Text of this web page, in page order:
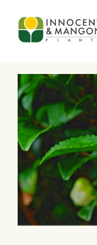
Skip to main content